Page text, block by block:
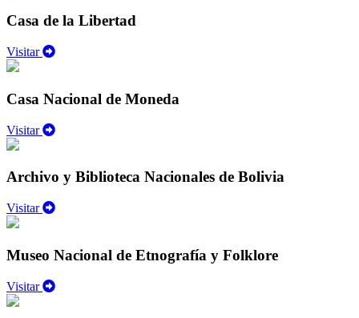
Casa de la Libertad
Visitar
Casa Nacional de Moneda
Visitar
Archivo y Biblioteca Nacionales de Bolivia
Visitar
Museo Nacional de Etnografía y Folklore
Visitar